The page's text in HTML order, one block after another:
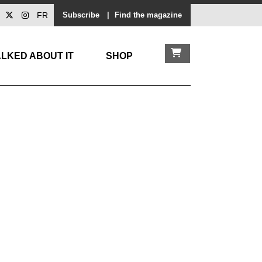
Subscribe Find the magazine
FR
ABOUT IT SHOP